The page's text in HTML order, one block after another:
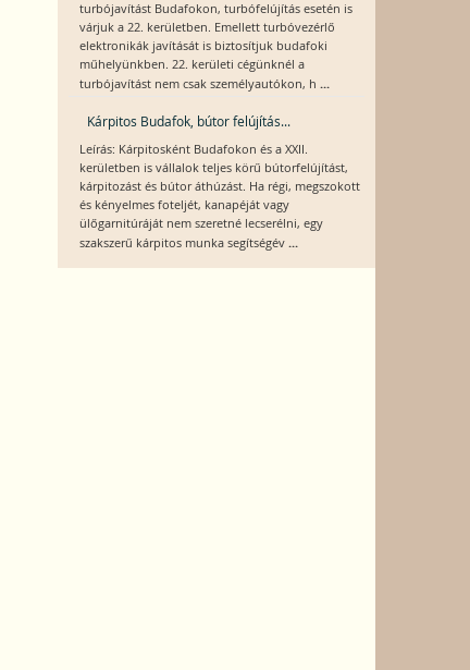
turbójavítást Budafokon, turbófelújítás esetén is
várjuk a 22. kerületben. Emellett turbóvezérlő
elektronikák javítását is biztosítjuk budafoki
műhelyünkben. 22. kerületi cégünknél a
turbójavítást nem csak személyautókon, h ...
Kárpitos Budafok, bútor felújítás...
Leírás: Kárpitosként Budafokon és a XXII.
kerületben is vállalok teljes körű bútorfelújítást,
kárpitozást és bútor áthúzást. Ha régi, megszokott
és kényelmes foteljét, kanapéját vagy
ülőgarnitúráját nem szeretné lecserélni, egy
szakszerű kárpitos munka segítségév ...